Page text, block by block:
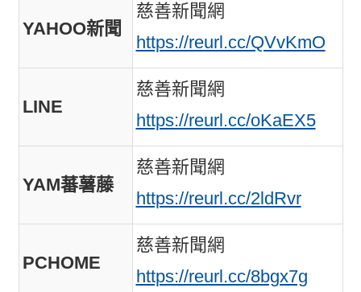
YAHOO新聞
慈善新聞網
https://reurl.cc/QVvKmO
LINE
慈善新聞網
https://reurl.cc/oKaEX5
YAM蕃薯藤
慈善新聞網
https://reurl.cc/2ldRvr
PCHOME
慈善新聞網
https://reurl.cc/8bgx7g